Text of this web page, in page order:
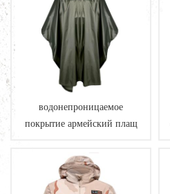
водонепроницаемое
покрытие армейский плащ